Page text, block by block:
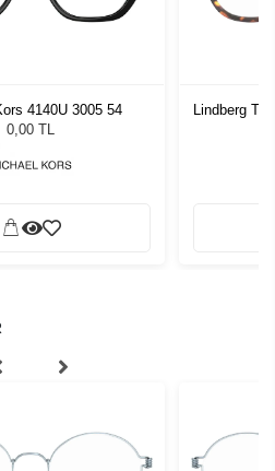
4140U 3005 54
0,00 TL
Lindberg